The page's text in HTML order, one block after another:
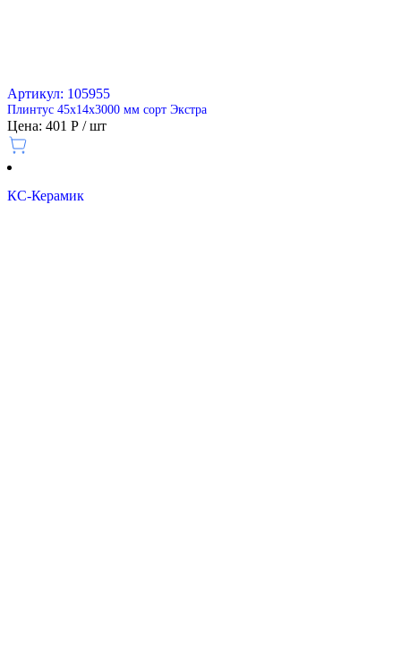
Артикул: 105955
Плинтус 45х14х3000 мм сорт Экстра
Цена: 401 Р / шт
КС-Керамик